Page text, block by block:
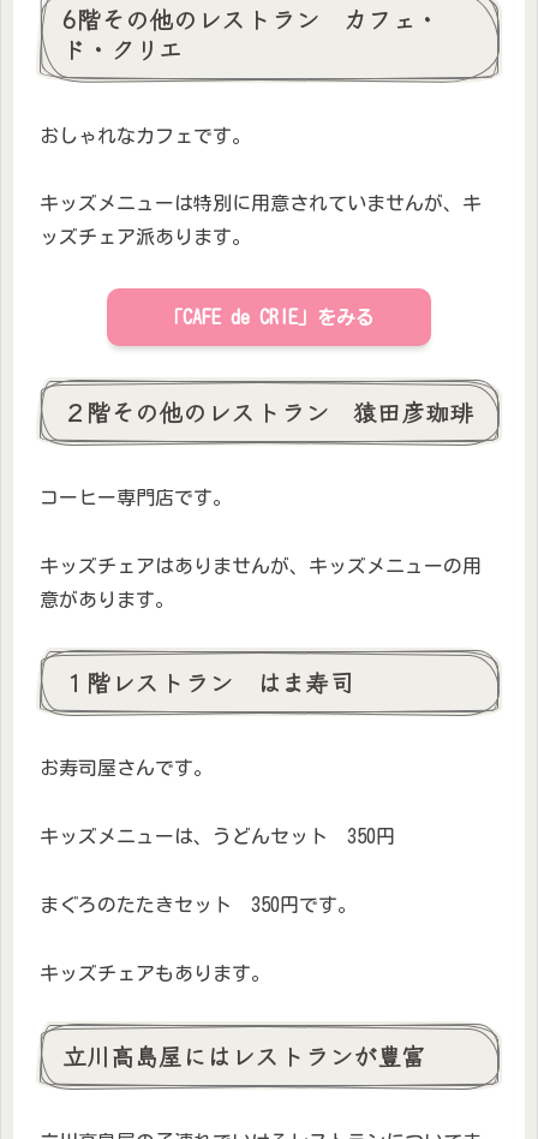
6階その他のレストラン カフェ・
ド・クリエ
おしゃれなカフェです。
キッズメニューは特別に用意されていませんが、キ
ッズチェア派あります。
「CAFE de CRIE」をみる
２階その他のレストラン 猿田彦珈琲
コーヒー専門店です。
キッズチェアはありませんが、キッズメニューの用
意があります。
１階レストラン はま寿司
お寿司屋さんです。
キッズメニューは、うどんセット 350円
まぐろのたたきセット 350円です。
キッズチェアもあります。
立川高島屋にはレストランが豊富